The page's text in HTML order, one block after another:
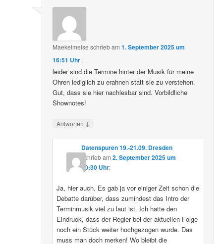
Maekelmeise schriebam1. September 2025 um
16:51 Uhr:
leider sind die Termine hinter der Musik für meine
Ohren lediglich zu erahnen statt sie zu verstehen.
Gut, dass sie hier nachlesbar sind. Vorbildliche
Shownotes!
Antworten ↓
Datenspuren 19.-21.09. Dresden
schriebam 2. September 2025 um
10:30 Uhr:
Ja, hier auch. Es gab ja vor einiger Zeit schon die
Debatte darüber, dass zumindest das Intro der
Terminmusik viel zu laut ist. Ich hatte den
Eindruck, dass der Regler bei der aktuellen Folge
noch ein Stück weiter hochgezogen wurde. Das
muss man doch merken! Wo bleibt die